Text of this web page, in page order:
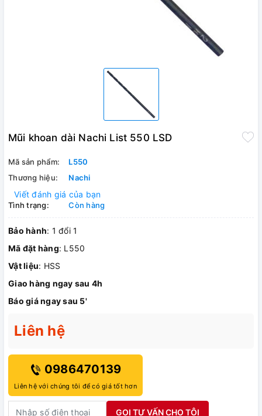
Mũi khoan dài Nachi List 550 LSD
Mã sản phẩm:
L550
Thương hiệu:
Nachi
Viết đánh giá của bạn
Tình trạng: Còn hàng
Bảo hành: 1 đổi 1
Mã đặt hàng: L550
Vật liệu: HSS
Giao hàng ngay sau 4h
Báo giá ngay sau 5'
Liên hệ
0986470139
Liên hệ với chúng tôi để có giá tốt hơn
GỌI TƯ VẤN CHO TÔI